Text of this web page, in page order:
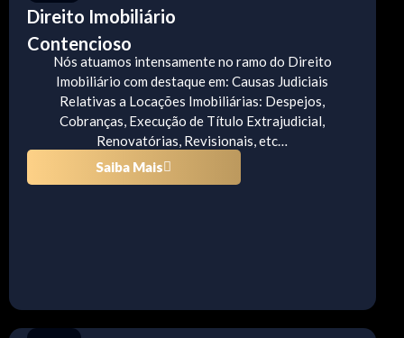
Direito Imobiliário
Contencioso
Nós atuamos intensamente no ramo do Direito
Imobiliário com destaque em: Causas Judiciais
Relativas a Locações Imobiliárias: Despejos,
Cobranças, Execução de Título Extrajudicial,
Renovatórias, Revisionais, etc…
Saiba Mais